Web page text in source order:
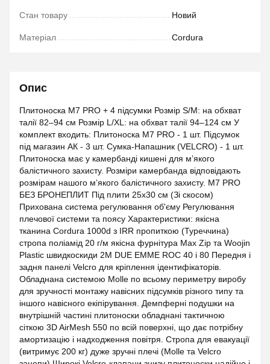
Стан товару Новий
Матеріал Cordura
Опис
Плитоноска М7 PRO + 4 підсумки Розмір S/M: на обхват
талії 82–94 см Розмір L/XL: на обхват талії 94–124 см У
комплект входить: Плитоноска М7 PRO - 1 шт. Підсумок
під магазин АК - 3 шт. Сумка-Напашник (VELCRO) - 1 шт.
Плитоноска має у камербанді кишені для мʼякого
балістичного захисту. Розміри камербанда відповідають
розмірам нашого мʼякого балістичного захисту. M7 PRO
БЕЗ БРОНЕПЛИТ Під плити 25x30 см (Зі скосом)
Прихована система регулювання об'єму Регулювання
плечової системи та поясу Характеристики: якісна
тканина Cordura 1000d з IRR пропиткою (Туреччина)
стропа поліамід 20 г/м якісна фурнітура Max Zip та Woojin
Plastic швидкоскиди 2M DUE EMME ROC 40 і 80 Передня і
задня панелі Velcro для кріплення ідентифікаторів.
Обладнана системою Molle по всьому периметру виробу
для зручності монтажу навісних підсумків різного типу та
іншого навісного екіпірування. Демпферні подушки на
внутрішній частині плитоноски обладнані тактичною
сіткою 3D AirMesh 550 по всій поверхні, що дає потрібну
амортизацію і надходження повітря. Стропа для евакуації
(витримує 200 кг) дуже зручні плечі (Molle та Velcro